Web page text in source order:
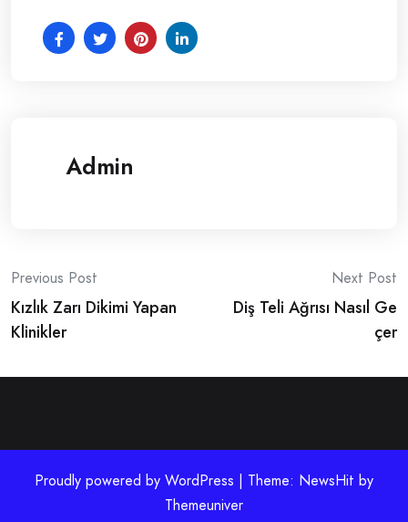
Admin
Post
navigation
Previous Post
Kızlık Zarı Dikimi Yapan
Klinikler
Next Post
Diş Teli Ağrısı Nasıl Ge
çer
Proudly powered by WordPress | Theme: NewsHit by
Themeuniver